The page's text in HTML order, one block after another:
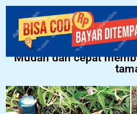
Bor
Mudah dan cepat